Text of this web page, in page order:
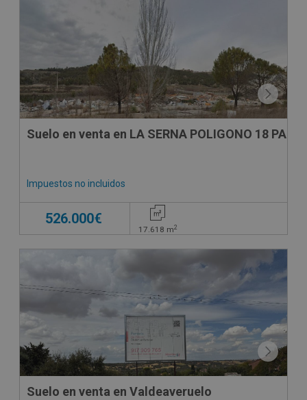
Suelo en venta en LA SERNA POLIGONO 18
Impuestos no incluidos
526.000€
17.618 m2
Suelo en venta en Valdeaveruelo